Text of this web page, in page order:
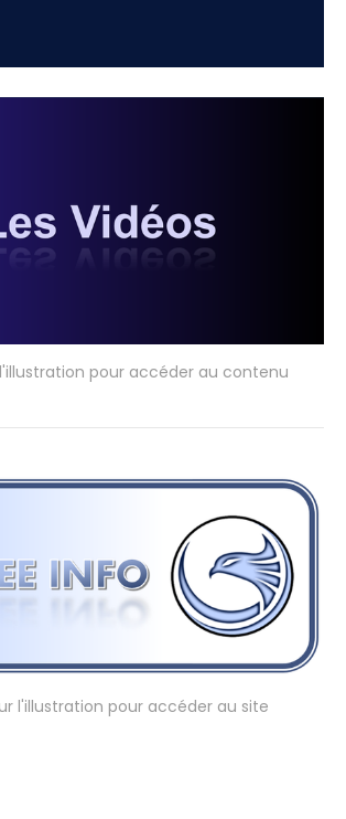
pour accéder au contenu
l'illustration pour accéder au site